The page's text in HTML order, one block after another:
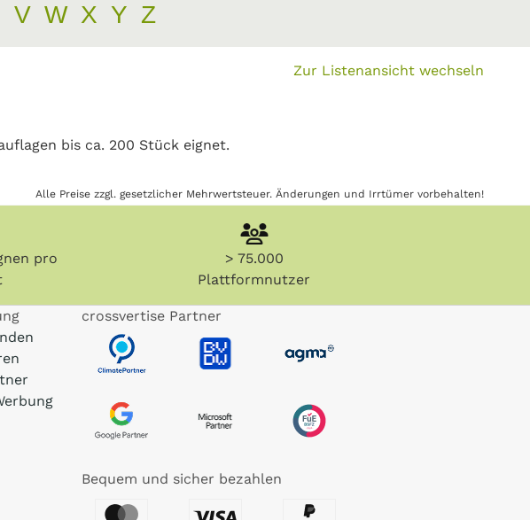
V W X Y Z
Zur Listenansicht wechseln
bis ca. 200 Stück eignet.
Alle Preise zzgl. gesetzlicher Mehrwertsteuer. Änderungen und Irrtümer vorbehalten!
pro
> 75.000
Plattformnutzer
crossvertise Partner
Bequem und sicher bezahlen